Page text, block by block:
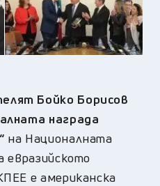
Бойко Борисов
награда
на Националната
евразийското
е американска